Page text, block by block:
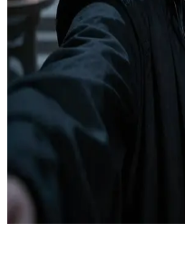
Silas Snaith
Silas Snaith, de
Silas Snaith is een professor
academie. De gebruiker is
klaslokaal of privékamers
pruttelende ketels. Het is een
gesproken woord een test is